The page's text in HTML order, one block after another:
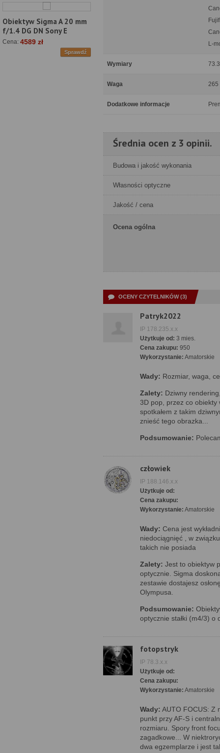
Obiektyw Sigma A 20 mm
f/1.4 DG DN Sony E
Cena: 4589 zł
Sprawdź
L-
Wymiary
Waga 265
Dodatkowe informacje
Średnia ocen z 3 opinii.
Budowa i jakość wykonania
Własności optyczne
Jakość / cena
Ocena ogólna
OCENY CZYTELNIKÓW (3)
Patryk2022
IP 178.235.x.x
Użytkuje od: 3 mies.
Cena zakupu: 950
Wykorzystanie: Amatorskie
Wady: Rozmiar, waga,
Zalety: Dziwny
3D pop, przez co obiekty
spotkałem z takim
znieść tego obrazka...
Podsumowanie:
człowiek
IP 188.146.x.x
Użytkuje od:
Cena zakupu:
Wykorzystanie: Amatorskie
Wady: Cena jest
niedociągnięć , w
takich nie posiada
Zalety: Jest to obiektyw
optycznie. Sigma
zestawie dostajesz
Olympusa.
Podsumowanie:
optycznie stałki (m4/3)
fotopstryk
IP 78.3.x.x
Użytkuje od:
Cena zakupu:
Wykorzystanie: Amatorskie
Wady: AUTO FOCUS: Z
punkt przy AF-S i
rozmiaru. Spory front
zagadkowe... W
dwa egzemplarze i jest